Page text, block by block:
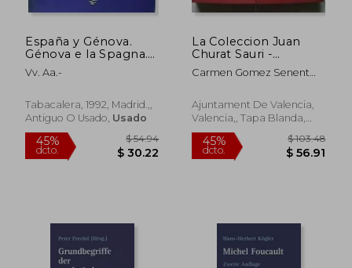
45% $ 185.97 45%
España y Génova.
Génova e la Spagna.
El Mediterráneo y
América.
Vv. Aa.-
Tabacalera, 1992, Madrid.,,
Antiguo O Usado, Usado
La Coleccion Juan
Churat Sauri -
Catalogo de Obras
Impresas y
Tomos
Carmen Gomez Senent
Aguilar
Ajuntament De Valencia,
Valencia,, Tapa Blanda,
Usado